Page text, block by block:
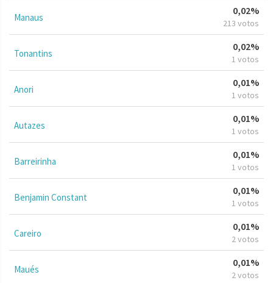
Manaus
0,02%
213 votos
Tonantins
0,02%
1 votos
Anori
0,01%
1 votos
Autazes
0,01%
1 votos
Barreirinha
0,01%
1 votos
Benjamin Constant
0,01%
1 votos
Careiro
0,01%
2 votos
Maués
0,01%
2 votos